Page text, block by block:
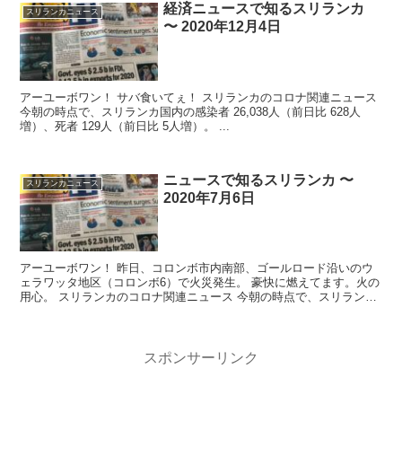
スリランカニュース
経済ニュースで知るスリランカ
〜 2020年12月4日
アーユーボワン！ サバ食いてぇ！ スリランカのコロナ関連ニュース
今朝の時点で、スリランカ国内の感染者 26,038人（前日比 628人
スリランカニュース
ニュースで知るスリランカ 〜
2020年7月6日
アーユーボワン！ 昨日、コロンボ市内南部、ゴールロード沿いのウ
ェラワッタ地区（コロンボ6）で火災発生。 豪快に燃えてます。火の
用心。 スリランカのコロナ関連ニュース 今朝の時点で、スリランカ
スポンサーリンク